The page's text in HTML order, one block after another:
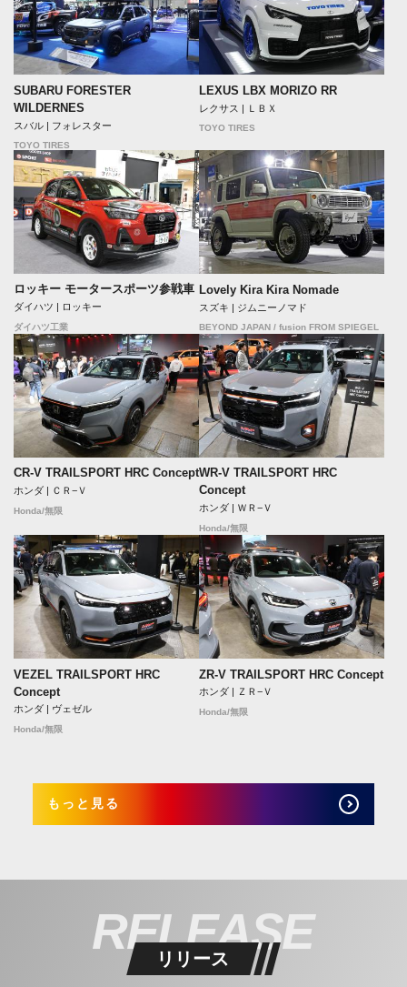
SUBARU FORESTER
WILDERNES
スバル | フォレスター
TOYO TIRES
LEXUS LBX MORIZO RR
レクサス | ＬＢＸ
TOYO TIRES
ロッキー モータースポーツ参戦車
ダイハツ | ロッキー
ダイハツ工業
Lovely Kira Kira Nomade
スズキ | ジムニーノマド
BEYOND JAPAN / fusion FROM SPIEGEL
CR-V TRAILSPORT HRC Concept
ホンダ | ＣＲ−Ｖ
Honda/無限
WR-V TRAILSPORT HRC
Concept
ホンダ | ＷＲ−Ｖ
Honda/無限
VEZEL TRAILSPORT HRC
Concept
ホンダ | ヴェゼル
Honda/無限
ZR-V TRAILSPORT HRC Concept
ホンダ | ＺＲ−Ｖ
Honda/無限
もっと見る
RELEASE
リリース